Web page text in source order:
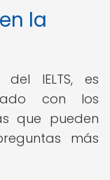
la
IELTS, es
con los
que pueden
más